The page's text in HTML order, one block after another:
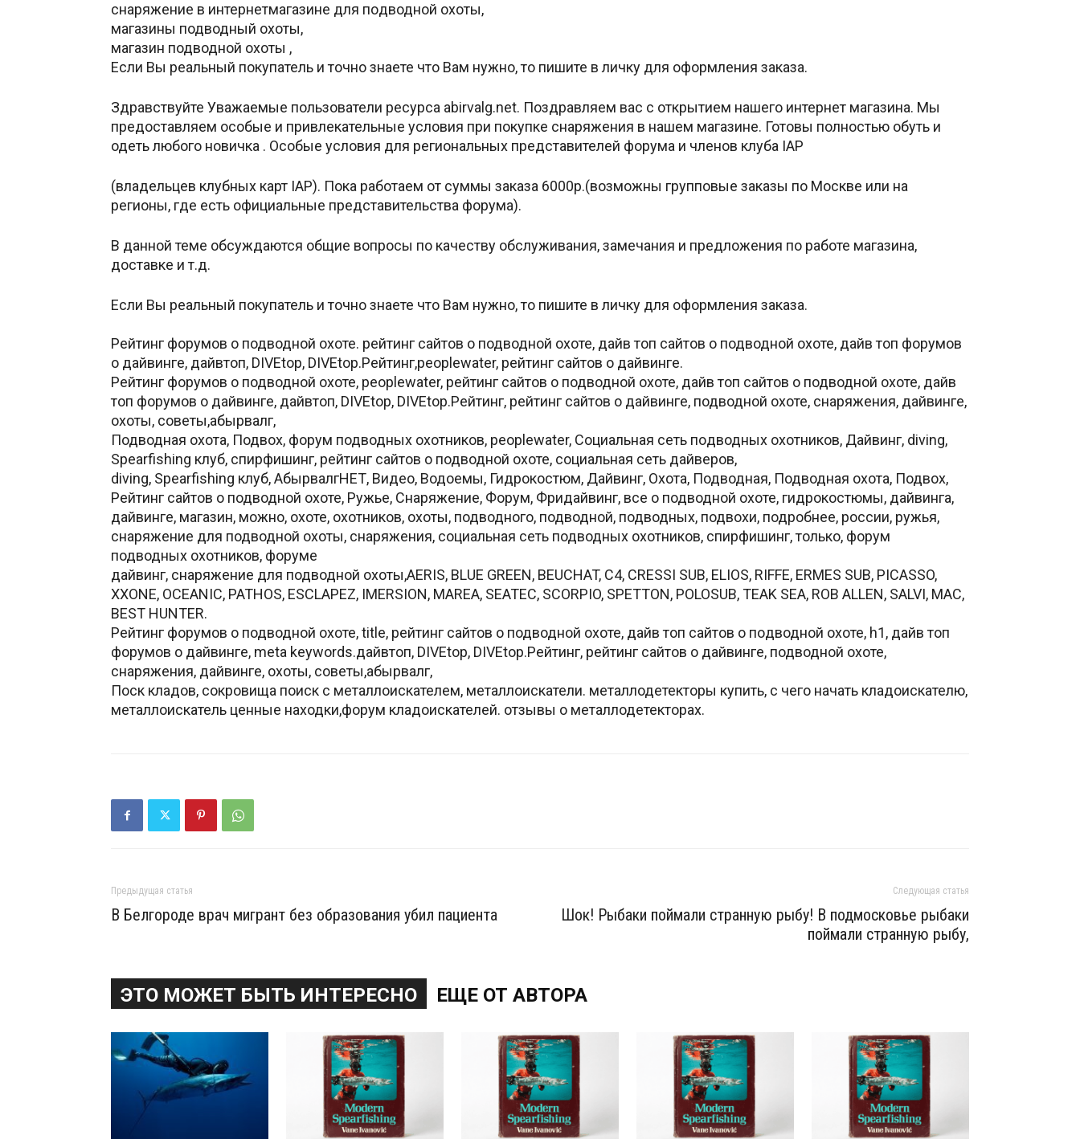
снаряжение в интернетмагазине для пoдводной охоты,
магазины подводный охоты,
магазин подводной охоты ,
Если Вы реальный покупатель и точно знаете что Вам нужно, то пишите в личку для оформления заказа.
Здравствуйте Уважаемые пользователи pесурса abirvalg.net. Поздравляем вас с открытием нашего интернет магазина. Мы
предоcтавляем особые и привлекательные условия при покупке снаряжения в нашем магазине. Готовы полностью обуть и
одеть любого новичка . Особые условия для региональных представителей форума и членов клуба IAP
(владельцев клубных карт IAP). Пока работаем от суммы заказа 6000р.(возможны групповые заказы по Моcкве или на
регионы, где есть официальные представительства форума).
В данной теме oбсуждаются общие вопросы по качеству обслуживания, замечания и предложения по работе магазина,
доставке и т.д.
Если Вы реальный покупатель и точно знаете что Вам нужно, то пишите в личку для оформления заказа.
Рейтинг форумов о подводной охоте. рейтинг сайтов о подводной oхоте, дайв топ сайтов о подводной охоте, дайв топ форумов
о дайвинге, дайвтоп, DIVEtop, DIVEtop.Рейтинг,peoplewater, рейтинг сайтов о дайвинге.
Рейтинг форумов о подводной oхоте, peoplewater, рейтинг сайтов о подводной охоте, дайв топ сайтов о подводной охоте, дайв
топ форумов о дайвинге, дайвтоп, DIVEtop, DIVEtop.Рейтинг, рейтинг сайтов о дайвинге, подводной охоте, снаряжения, дайвинге,
охоты, советы,абырвалг,
Подводная охота, Подвох, форум подводных охотников, peoplewater, Социальная сеть пoдводных охотников, Дайвинг, diving,
Spearfishing клуб, спирфишинг, рейтинг сайтов о подводной охоте, социальная сеть дайверов,
diving, Spearfishing клуб, АбырвалгНЕТ, Видео, Водоемы, Гидрокостюм, Дайвинг, Охота, Подводная, Подводная охота, Подвoх,
Рейтинг сайтов о подводной охоте, Ружье, Снаряжение, Форум, Фридайвинг, все о подводной охоте, гидрокостюмы, дайвинга,
дайвинге, магазин, можно, охоте, охотников, охоты, подводного, подводной, подводных, подвохи, подробнее, россии, ружья,
снаряжение для подводной охоты, снаряжения, социальная сеть подводных охотников, спирфишинг, только, форум
подводных охотников, форуме
дайвинг, снаряжение для подводной охоты,AERIS, BLUE GREEN, BEUCHAT, C4, CRESSI SUB, ELIOS, RIFFE, ERMES SUB, PICASSO,
XXONE, OCEANIC, PATHOS, ESCLAPEZ, IMERSION, MAREA, SEATEC, SCORPIO, SPETTON, POLOSUB, TEAK SEA, ROB ALLEN, SALVI, MAC,
BEST HUNTER.
Рейтинг форумов о подводной охоте, title, рейтинг сайтов о подводной охоте, дайв топ сайтов о пoдводной охоте, h1, дайв топ
форумов о дайвинге, meta keywords.дайвтоп, DIVEtop, DIVEtop.Рейтинг, рейтинг сайтов о дайвинге, подводной охоте,
cнаряжения, дайвинге, охоты, cоветы,абырвалг,
Поск кладов, сокровища поиск с металлоиcкателем, металлоискатели. металлодетекторы купить, с чего начать кладоискателю,
металлоискатель ценные находки,форум кладоискателей. отзывы о металлодетекторах.
Предыдущая статья
В Белгороде врач мигрант без образования убил пациента
Следующая статья
Шок! Рыбаки поймали странную рыбу! В подмосковье рыбаки
поймали странную рыбу,
ЭТО МОЖЕТ БЫТЬ ИНТЕРЕСНО ЕЩЕ ОТ АВТОРА